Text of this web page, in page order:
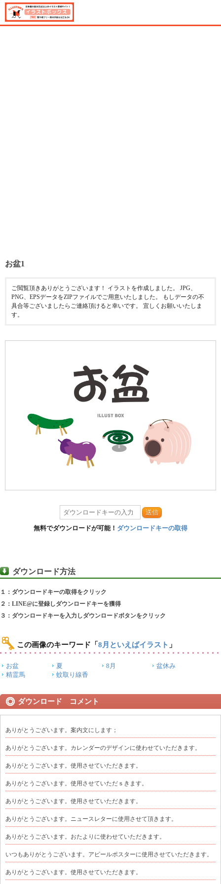
お盆1
ご閲覧頂きありがとうございます！ イラストを作成しました。 JPG、
PNG、EPSデータをZIPファイルでご用意いたしました。 もしデータの不
具合等ございましたらご連絡頂けると幸いです。 宜しくお願いいたしま
す。
送信
無料でダウンロードが可能！ ダウンロードキーの取得
ダウンロード方法
１：ダウンロードキーの取得をクリック
２：LINE@に登録しダウンロードキーを獲得
３：ダウンロードキーを入力しダウンロードボタンをクリック
この画像のキーワード 「 8月といえばイラスト 」
お盆 夏 8月
盆休み
精霊馬
蚊取り線香
ダウンロード コメント
ありがとうございます。案内文にします；
ありがとうございます。カレンダーのデザインに使わせていただきます。
ありがとうございます。使用させていただきます。
ありがとうございます。使用させていただｓきます。
ありがとうございます。使用させていただきます。
ありがとうございます。ニュースレターに使用させて頂きます。
ありがとうございます。おたよりに使わせていただきます。
いつもありがとうございます。アピールポスターに使用させていただきます。
ありがとうございます。使用させていただきます。